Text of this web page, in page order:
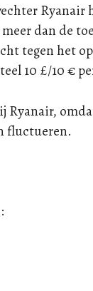
Ryanair
dan de
tegen het
10 £/10 €
Ryanair,
fluctueren.